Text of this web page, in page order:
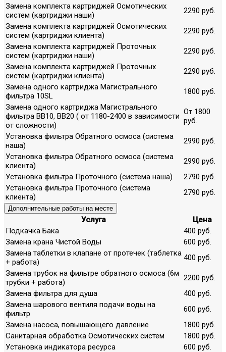
Замена комплекта картриджей Осмотических
систем (картриджи наши)
2290 руб.
Замена комплекта картриджей Осмотических
систем (картриджи клиента)
2290 руб.
Замена комплекта картриджей Проточных
систем (картриджи наши)
2290 руб.
Замена комплекта картриджей Проточных
систем (картриджи клиента)
2290 руб.
Замена одного картриджа Магистрального
фильтра 10SL
1800 руб.
Замена одного картриджа Магистрального
фильтра ВВ10, ВВ20 ( от 1180-2400 в зависимости
от сложности)
От 1800
руб.
Установка фильтра Обратного осмоса (система
наша)
2990 руб.
Установка фильтра Обратного осмоса (система
клиента)
2990 руб.
Установка фильтра Проточного (система наша)
2790 руб.
Установка фильтра Проточного (система
клиента)
2790 руб.
Дополнительные работы на месте
Услуга
Цена
Подкачка Бака
400 руб.
Замена крана Чистой Воды
600 руб.
Замена таблетки в клапане от протечек (таблетка
+ работа)
400 руб.
Замена трубок на фильтре обратного осмоса (6м
трубки + работа)
2200 руб.
Замена фильтра для душа
400 руб.
Замена шарового вентиля подачи воды на
фильтр
600 руб.
Замена насоса, повышающего давление
1800 руб.
Санитарная обработка Осмотических систем
1800 руб.
Установка индикатора ресурса
600 руб.